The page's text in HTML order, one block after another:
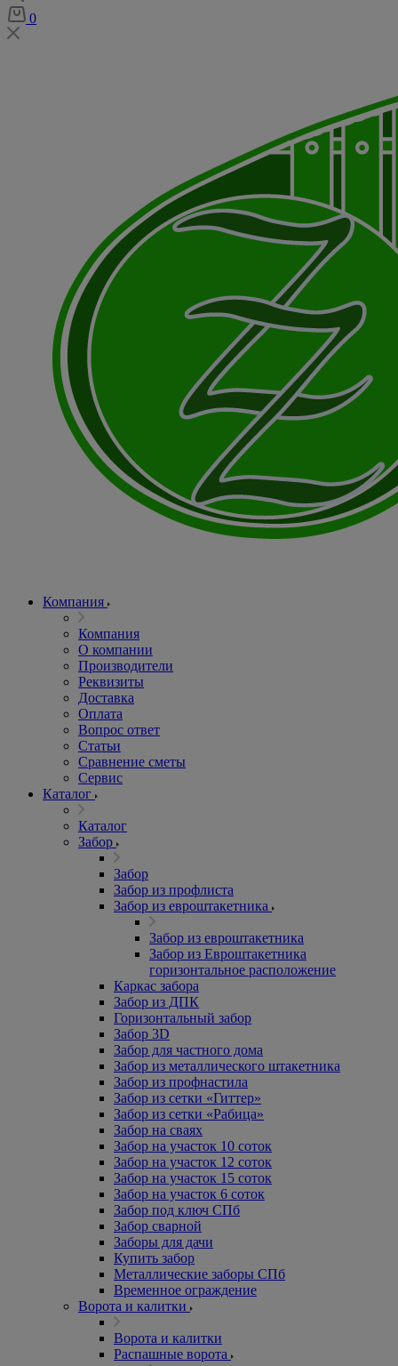
0
Компания
Компания
О компании
Производители
Реквизиты
Доставка
Оплата
Вопрос ответ
Статьи
Сравнение сметы
Сервис
Каталог
Каталог
Забор
Забор
Забор из профлиста
Забор из евроштакетника
Забор из евроштакетника
Забор из Евроштакетника
горизонтальное расположение
Каркас забора
Забор из ДПК
Горизонтальный забор
Забор 3D
Забор для частного дома
Забор из металлического штакетника
Забор из профнастила
Забор из сетки «Гиттер»
Забор из сетки «Рабица»
Забор на сваях
Забор на участок 10 соток
Забор на участок 12 соток
Забор на участок 15 соток
Забор на участок 6 соток
Забор под ключ СПб
Забор сварной
Заборы для дачи
Купить забор
Металлические заборы СПб
Временное ограждение
Ворота и калитки
Ворота и калитки
Распашные ворота